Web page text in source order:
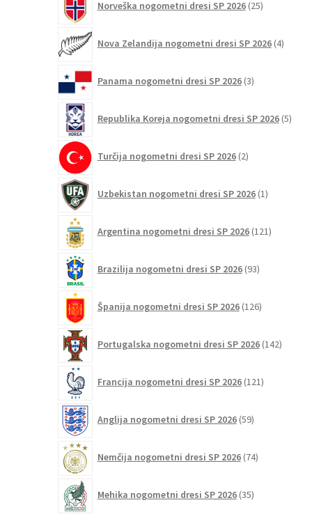
Norveška nogometni dresi SP 2026 25izdelkov
Nova Zelandija nogometni dresi SP 2026 4izdelki
Panama nogometni dresi SP 2026 3izdelki
Republika Koreja nogometni dresi SP 2026 5
Turčija nogometni dresi SP 2026 2izdelka
Uzbekistan nogometni dresi SP 2026 1izdelek
Argentina nogometni dresi SP 2026 121izdelkov
Brazilija nogometni dresi SP 2026 93izdelkov
Španija nogometni dresi SP 2026 126izdelkov
Portugalska nogometni dresi SP 2026 142
Francija nogometni dresi SP 2026 121izdelkov
Anglija nogometni dresi SP 2026 59izdelkov
Nemčija nogometni dresi SP 2026 74izdelkov
Mehika nogometni dresi SP 2026 35izdelkov